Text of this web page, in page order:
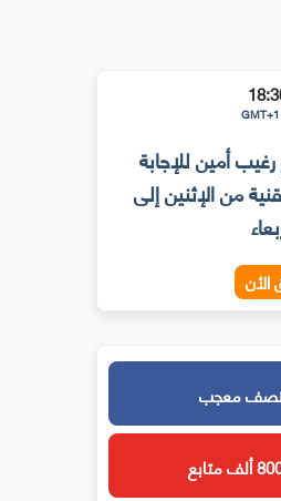
أمين للإجابة
من الإثنين إلى
الأن